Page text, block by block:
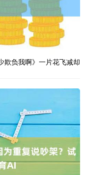
欺负我啊》一片花飞减却